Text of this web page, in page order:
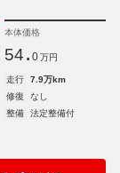
本体価格
54. 0 万円
走行
7.9万km
修復
なし
整備
法定整備付